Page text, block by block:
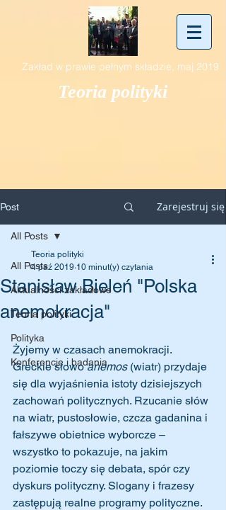
Zakład w prawie pełnym składzie, maj 2019
Teoria polityki
Post Zarejestruj się
All Posts
Aktualności zakładowe
Teoria polityki
Polityka
Konferencje i badania
All Posts
Stanisław Bieleń "Polska
anemokracja"
Teoria polityki
4 paź 2019 10 minut(y) czytania
Żyjemy w czasach anemokracji.
Greckie słowo anemos (wiatr) przydaje
się dla wyjaśnienia istoty dzisiejszych
zachowań politycznych. Rzucanie słów
na wiatr, pustosłowie, czcza gadanina i
fałszywe obietnice wyborcze –
wszystko to pokazuje, na jakim
poziomie toczy się debata, spór czy
dyskurs polityczny. Slogany i frazesy
zastępują realne programy polityczne.